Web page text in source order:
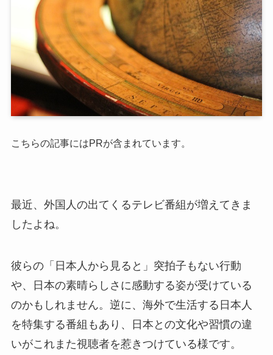
こちらの記事にはPRが含まれています。
最近、外国人の出てくるテレビ番組が増えてきま
したよね。
彼らの「日本人から見ると」突拍子もない行動
や、日本の素晴らしさに感動する姿が受けている
のかもしれません。逆に、海外で生活する日本人
を特集する番組もあり、日本との文化や習慣の違
いがこれまた視聴者を惹きつけている様です。